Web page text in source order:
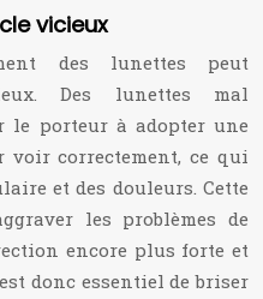
vicieux
des lunettes peut
Des lunettes mal
le porteur à adopter une
voir correctement, ce qui
et des douleurs. Cette
les problèmes de
encore plus forte et
donc essentiel de briser